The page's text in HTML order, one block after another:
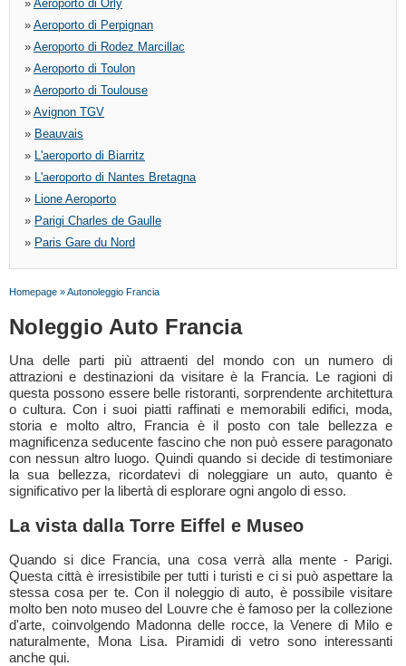
» Aeroporto di Orly
» Aeroporto di Perpignan
» Aeroporto di Rodez Marcillac
» Aeroporto di Toulon
» Aeroporto di Toulouse
» Avignon TGV
» Beauvais
» L'aeroporto di Biarritz
» L'aeroporto di Nantes Bretagna
» Lione Aeroporto
» Parigi Charles de Gaulle
» Paris Gare du Nord
Homepage »Autonoleggio Francia
Noleggio Auto Francia
Una delle parti più attraenti del mondo con un numero di
attrazioni e destinazioni da visitare è la Francia. Le ragioni di
questa possono essere belle ristoranti, sorprendente architettura
o cultura. Con i suoi piatti raffinati e memorabili edifici, moda,
storia e molto altro, Francia è il posto con tale bellezza e
magnificenza seducente fascino che non può essere paragonato
con nessun altro luogo. Quindi quando si decide di testimoniare
la sua bellezza, ricordatevi di noleggiare un auto, quanto è
significativo per la libertà di esplorare ogni angolo di esso.
La vista dalla Torre Eiffel e Museo
Quando si dice Francia, una cosa verrà alla mente - Parigi.
Questa città è irresistibile per tutti i turisti e ci si può aspettare la
stessa cosa per te. Con il noleggio di auto, è possibile visitare
molto ben noto museo del Louvre che è famoso per la collezione
d'arte, coinvolgendo Madonna delle rocce, la Venere di Milo e
naturalmente, Mona Lisa. Piramidi di vetro sono interessanti
anche qui.